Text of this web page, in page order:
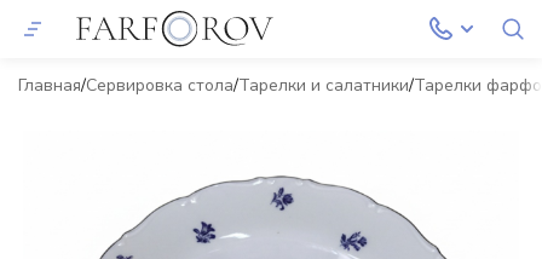
Главная Сервировка стола Тарелки и салатники Тарелки